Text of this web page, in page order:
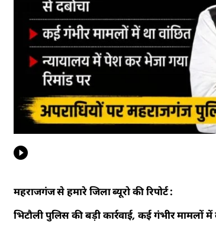
महराजगंज से हमारे जिला ब्यूरो की रिपोर्ट :
भिटौली पुलिस की बड़ी कार्रवाई, कई गंभीर मामलों